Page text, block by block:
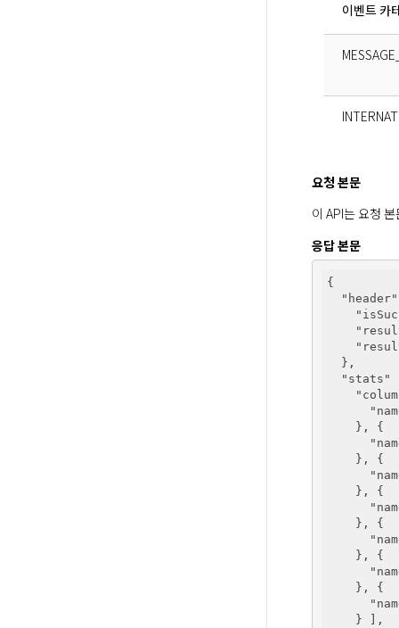
이벤트 카
요청 본문
이 API는 요청
응답 본문
{
"header"
  },
"stats"
    }, {
    }, {
    }, {
    }, {
    }, {
    }, {
    } ],